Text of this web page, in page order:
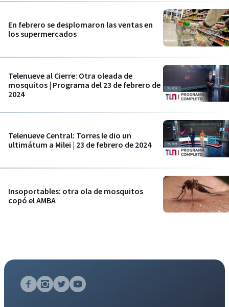
En febrero se desplomaron las ventas en
los supermercados
Telenueve al Cierre: Otra oleada de
mosquitos | Programa del 23 de febrero de
2024
Telenueve Central: Torres le dio un
ultimátum a Milei | 23 de febrero de 2024
Insoportables: otra ola de mosquitos
copó el AMBA